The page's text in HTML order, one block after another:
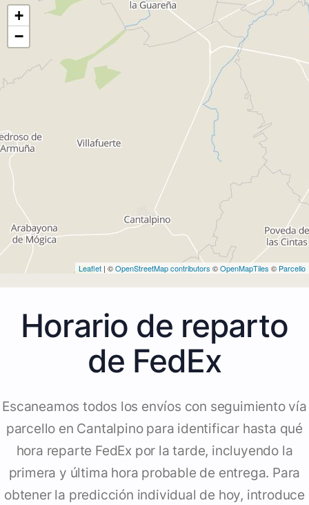
+
−
Leaflet | ©OpenStreetMap contributors ©OpenMapTiles © Parcello
Horario de reparto
de FedEx
Escaneamos todos los envíos con seguimiento vía
parcello en Cantalpino para identificar hasta qué
hora reparte FedEx por la tarde, incluyendo la
primera y última hora probable de entrega. Para
obtener la predicción individual de hoy, introduce